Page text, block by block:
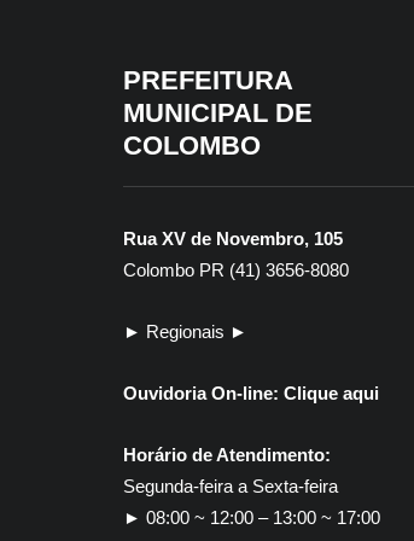
PREFEITURA
MUNICIPAL DE
COLOMBO
Rua XV de Novembro, 105
Colombo PR (41) 3656-8080
► Regionais ►
Ouvidoria On-line: Clique aqui
Horário de Atendimento:
Segunda-feira a Sexta-feira
► 08:00 ~ 12:00 – 13:00 ~ 17:00